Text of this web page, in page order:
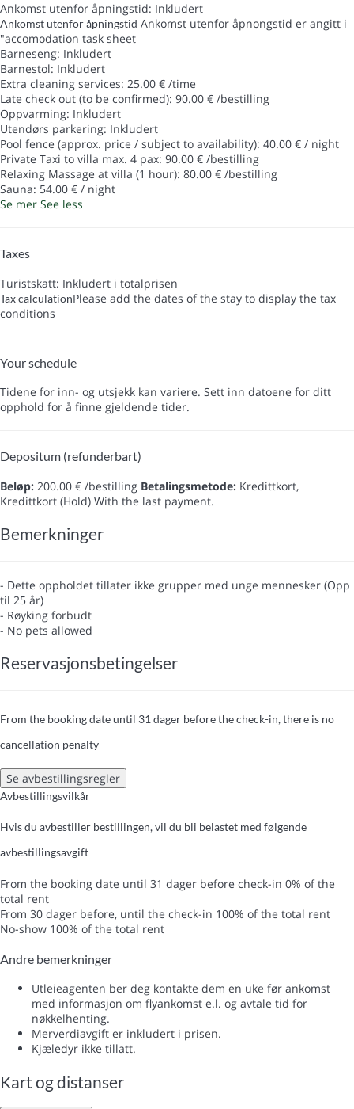
Ankomst utenfor åpningstid: Inkludert
Ankomst utenfor åpningstid Ankomst utenfor åpnongstid er angitt i
"accomodation task sheet
Barneseng: Inkludert
Barnestol: Inkludert
Extra cleaning services: 25.00 € /time
Late check out (to be confirmed): 90.00 € /bestilling
Oppvarming: Inkludert
Utendørs parkering: Inkludert
Pool fence (approx. price / subject to availability): 40.00 € / night
Private Taxi to villa max. 4 pax: 90.00 € /bestilling
Relaxing Massage at villa (1 hour): 80.00 € /bestilling
Sauna: 54.00 € / night
Se mer See less
Taxes
Turistskatt: Inkludert i totalprisen
Tax calculationPlease add the dates of the stay to display the tax
conditions
Your schedule
Tidene for inn- og utsjekk kan variere. Sett inn datoene for ditt
opphold for å finne gjeldende tider.
Depositum (refunderbart)
Beløp: 200.00 € /bestilling Betalingsmetode: Kredittkort,
Kredittkort (Hold) With the last payment.
Bemerkninger
- Dette oppholdet tillater ikke grupper med unge mennesker (Opp
til 25 år)
- Røyking forbudt
- No pets allowed
Reservasjonsbetingelser
From the booking date until 31 dager before the check-in, there is no
cancellation penalty
Se avbestillingsregler
Avbestillingsvilkår
Hvis du avbestiller bestillingen, vil du bli belastet med følgende
avbestillingsavgift
From the booking date until 31 dager before check-in 0% of the
total rent
From 30 dager before, until the check-in 100% of the total rent
No-show 100% of the total rent
Andre bemerkninger
Utleieagenten ber deg kontakte dem en uke før ankomst
med informasjon om flyankomst e.l. og avtale tid for
nøkkelhenting.
Merverdiavgift er inkludert i prisen.
Kjæledyr ikke tillatt.
Kart og distanser